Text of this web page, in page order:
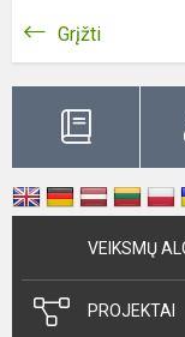
Grįžti
VEIKSMŲ
PROJEKTAI